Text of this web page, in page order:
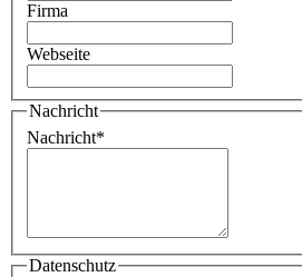
Firma
Webseite
Nachricht
Nachricht*
Datenschutz